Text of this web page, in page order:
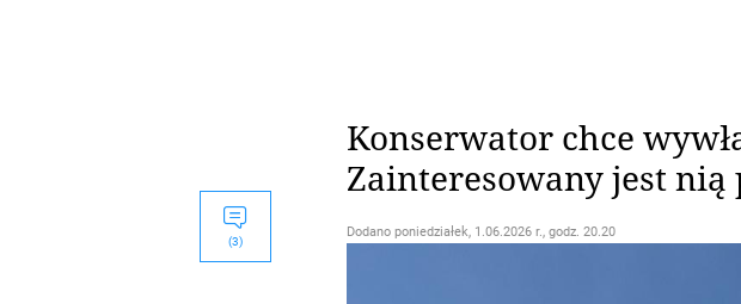
(3)
Konserwator chce
Zainteresowany jest
Dodano poniedziałek, 1.06.2026 r., godz. 20.20